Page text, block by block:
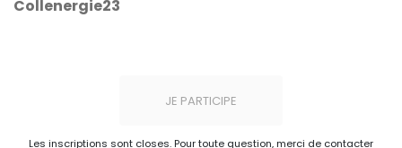
Collenergie23
JE PARTICIPE
Les inscriptions sont closes. Pour toute question, merci de contacter